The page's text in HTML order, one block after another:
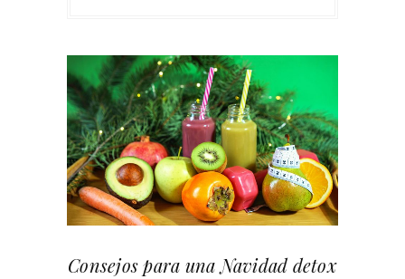
Consejos para una Navidad detox